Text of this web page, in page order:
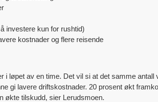
investere kun for rushtid)
kostnader og flere reisende
løpet av en time. Det vil si at det samme antall
gi lavere driftskostnader. 20 prosent økt
økte tilskudd, sier Lerudsmoen.